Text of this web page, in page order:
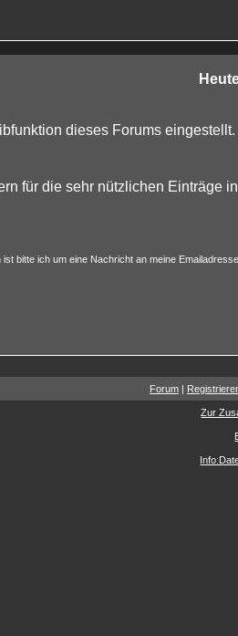
dieses Forums eingestellt.
für die sehr nützlichen Einträge
bitte ich um eine Nachricht an meine
Forum |
Zur